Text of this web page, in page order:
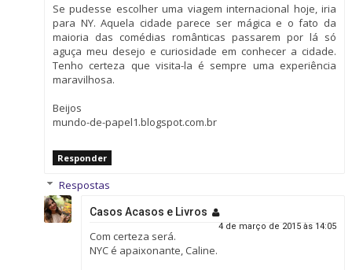
Se pudesse escolher uma viagem internacional hoje, iria
para NY. Aquela cidade parece ser mágica e o fato da
maioria das comédias românticas passarem por lá só
aguça meu desejo e curiosidade em conhecer a cidade.
Tenho certeza que visita-la é sempre uma experiência
maravilhosa.
Beijos
mundo-de-papel1.blogspot.com.br
Responder
Respostas
Casos Acasos e Livros
4 de março de 2015 às 14:05
Com certeza será.
NYC é apaixonante, Caline.